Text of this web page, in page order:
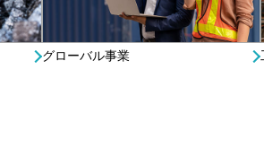
グローバル事業